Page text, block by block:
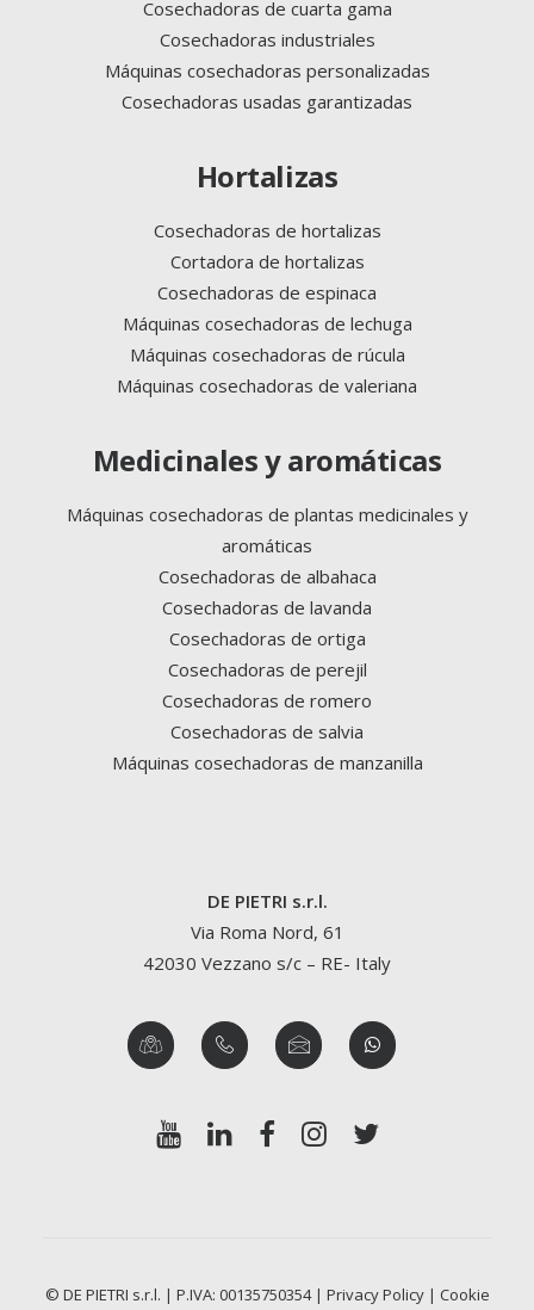
Cosechadoras de cuarta gama
Cosechadoras industriales
Máquinas cosechadoras personalizadas
Cosechadoras usadas garantizadas
Hortalizas
Cosechadoras de hortalizas
Cortadora de hortalizas
Cosechadoras de espinaca
Máquinas cosechadoras de lechuga
Máquinas cosechadoras de rúcula
Máquinas cosechadoras de valeriana
Medicinales y aromáticas
Máquinas cosechadoras de plantas medicinales y
aromáticas
Cosechadoras de albahaca
Cosechadoras de lavanda
Cosechadoras de ortiga
Cosechadoras de perejil
Cosechadoras de romero
Cosechadoras de salvia
Máquinas cosechadoras de manzanilla
DE PIETRI s.r.l.
Via Roma Nord, 61
42030 Vezzano s/c – RE- Italy
© DE PIETRI s.r.l. | P.IVA: 00135750354 | Privacy Policy| Cookie